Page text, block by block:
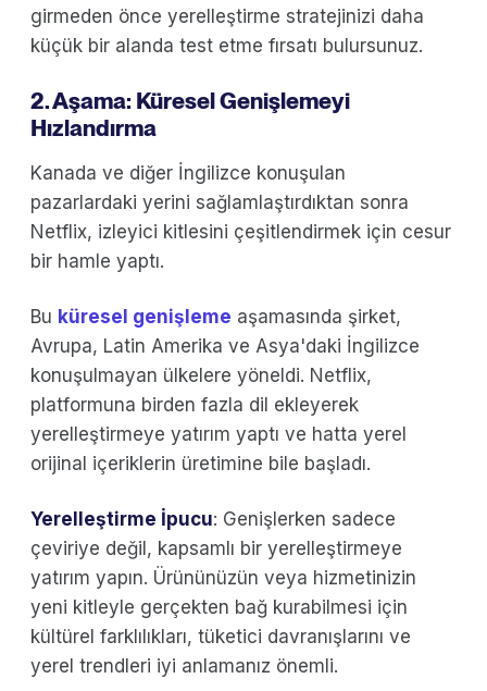
girmeden önce yerelleştirme stratejinizi daha
küçük bir alanda test etme fırsatı bulursunuz.
2. Aşama: Küresel Genişlemeyi
Hızlandırma
Kanada ve diğer İngilizce konuşulan
pazarlardaki yerini sağlamlaştırdıktan sonra
Netflix, izleyici kitlesini çeşitlendirmek için cesur
bir hamle yaptı.
Bu küresel genişleme aşamasında şirket,
Avrupa, Latin Amerika ve Asya'daki İngilizce
konuşulmayan ülkelere yöneldi. Netflix,
platformuna birden fazla dil ekleyerek
yerelleştirmeye yatırım yaptı ve hatta yerel
orijinal içeriklerin üretimine bile başladı.
Yerelleştirme İpucu: Genişlerken sadece
çeviriye değil, kapsamlı bir yerelleştirmeye
yatırım yapın. Ürününüzün veya hizmetinizin
yeni kitleyle gerçekten bağ kurabilmesi için
kültürel farklılıkları, tüketici davranışlarını ve
yerel trendleri iyi anlamanız önemli.